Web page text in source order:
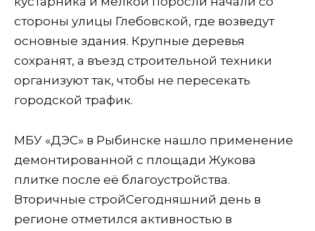
стороны улицы Глебовской, где возведут
основные здания. Крупные деревья
сохранят, а въезд строительной техники
организуют так, чтобы не пересекать
городской трафик.
МБУ «ДЭС» в Рыбинске нашло применение
демонтированной с площади Жукова
плитке после её благоустройства.
Вторичные стройСегодняшний день в
регионе отметился активностью в